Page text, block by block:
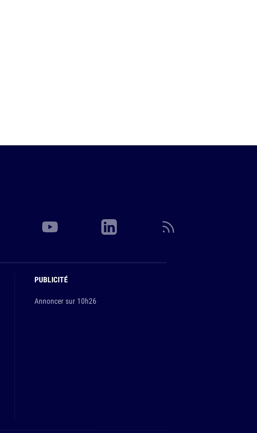
PUBLICITÉ
Annoncer sur 10h26